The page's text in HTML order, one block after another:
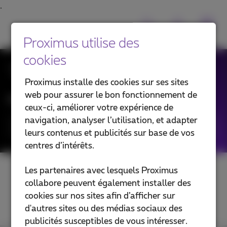
Filtrer les news par :
Catégories
Proximus utilise des
cookies
Proximus installe des cookies sur ses sites
web pour assurer le bon fonctionnement de
ceux-ci, améliorer votre expérience de
navigation, analyser l’utilisation, et adapter
leurs contenus et publicités sur base de vos
centres d’intérêts.
Les partenaires avec lesquels Proximus
collabore peuvent également installer des
cookies sur nos sites afin d’afficher sur
d'autres sites ou des médias sociaux des
publicités susceptibles de vous intéresser.